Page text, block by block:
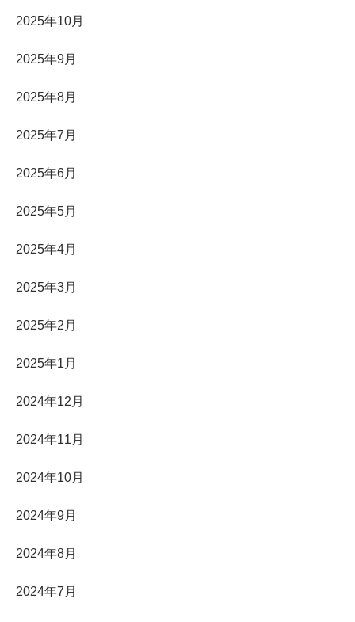
2025年10月
2025年9月
2025年8月
2025年7月
2025年6月
2025年5月
2025年4月
2025年3月
2025年2月
2025年1月
2024年12月
2024年11月
2024年10月
2024年9月
2024年8月
2024年7月